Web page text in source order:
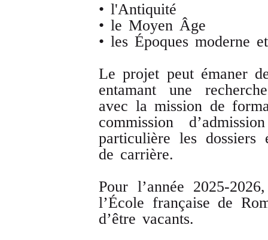
• l'Antiquité
• le Moyen Âge
• les Époques moderne
Le projet peut émaner
entamant une
avec la mission de
commission
particulière les dossiers
de carrière.
Pour l’année 2025-
l’École française de
d’être vacants.